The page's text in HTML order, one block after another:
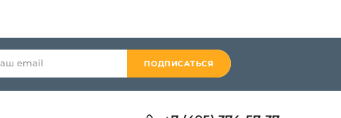
ПОДПИСАТЬСЯ